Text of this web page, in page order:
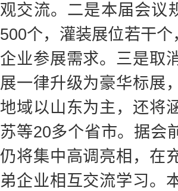
观交流。二是本届会议
500个，灌装展位若干
企业参展需求。三是取
展一律升级为豪华标展
地域以山东为主，还将
苏等20多个省市。据会
仍将集中高调亮相，在
弟企业相互交流学习。